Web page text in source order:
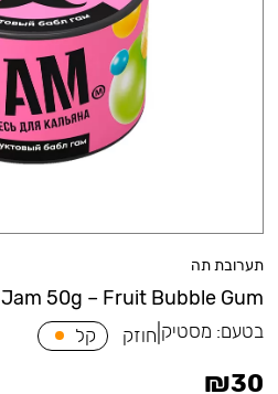
תערובת תה
Jam 50g – Fruit Bubble Gum
בטעם: מסטיק חוזק קל
₪30